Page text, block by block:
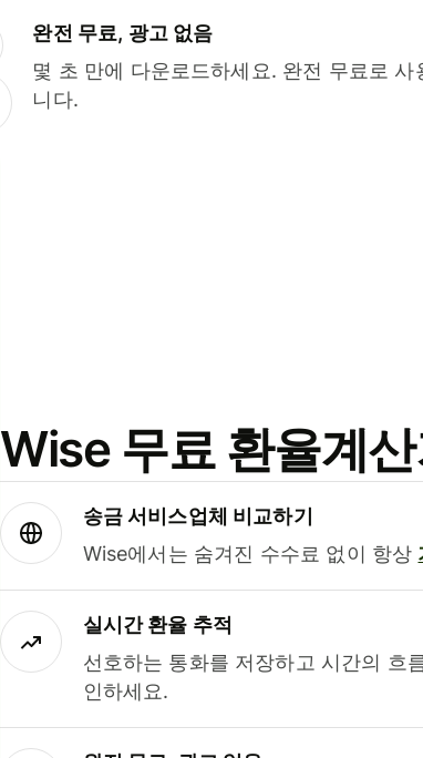
완전 무료, 광고 없음
몇 초 만에 다운로드하세요. 완전 무료로
니다.
Wise 무료 환율계
송금 서비스업체 비교하기
Wise에서는 숨겨진 수수료 없이 항상
실시간 환율 추적
선호하는 통화를 저장하고 시간의 흐
인하세요.